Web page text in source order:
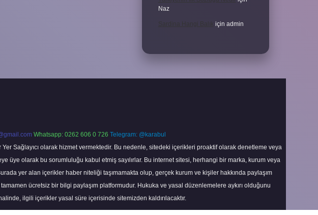
Naz
Sardina Hangi Balık için admin
Whatsapp: 0262 606 0 726 Telegram: @karabul
Sağlayıcı olarak hizmet vermektedir. Bu nedenle, sitedeki içerikleri proaktif olarak denetleme veya
üye olarak bu sorumluluğu kabul etmiş sayılırlar. Bu internet sitesi, herhangi bir marka, kurum veya
yer alan içerikler haber niteliği taşımamakta olup, gerçek kurum ve kişiler hakkında paylaşım
ücretsiz bir bilgi paylaşım platformudur. Hukuka ve yasal düzenlemelere aykırı olduğunu
ilgili içerikler yasal süre içerisinde sitemizden kaldırılacaktır.